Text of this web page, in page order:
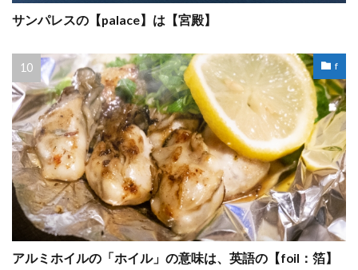
サンパレスの【palace】は【宮殿】
f
アルミホイルの「ホイル」の意味は、英語の【foil：箔】